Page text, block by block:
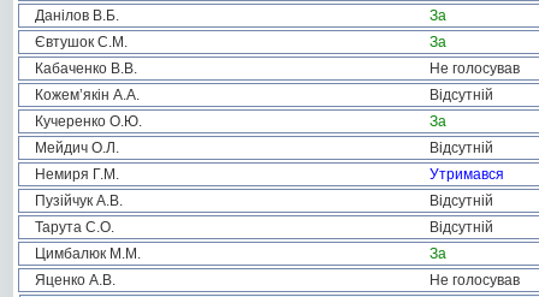
Данілов В.Б.
За
Євтушок С.М.
За
Кабаченко В.В.
Не голосував
Кожем’якін А.А.
Відсутній
Кучеренко О.Ю.
За
Мейдич О.Л.
Відсутній
Немиря Г.М.
Утримався
Пузійчук А.В.
Відсутній
Тарута С.О.
Відсутній
Цимбалюк М.М.
За
Яценко А.В.
Не голосував